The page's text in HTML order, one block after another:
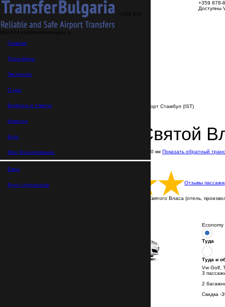
+359 878-
858-974
Главная
Трансферы
Экскурсии
О нас
Вопросы и ответы
Новости
Блог
Мое бронирование
Евро,
Фунт стерлингов,
+359 878-
Доступны
Трансфер Святой Влас → Аэропорт Стамбул (IST)
Трансфер Святой
В пути: 5 часов 30 минут Расстояние: 390 км Показать обратный
Цена указана за машину
Отзывы
Трансфер выполняется от любой точки Святого Власа (отель,
Economy
Туда
Туда и
Vw Golf,
3
2
Скидка -